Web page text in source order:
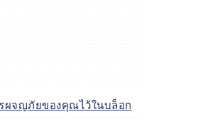
ผจญภัยของคุณไว้ในบล็อก